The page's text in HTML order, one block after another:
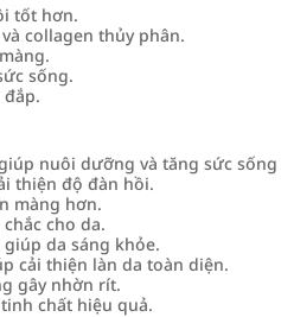
tốt hơn.
collagen thủy phân.
sống.
nuôi dưỡng và tăng sức sống
thiện độ đàn hồi.
màng hơn.
cho da.
giúp da sáng khỏe.
cải thiện làn da toàn diện.
gây nhờn rít.
chất hiệu quả.